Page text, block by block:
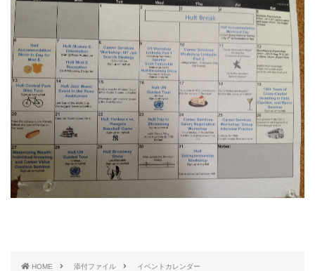
HOME 添付ファイル イベントカレンダー